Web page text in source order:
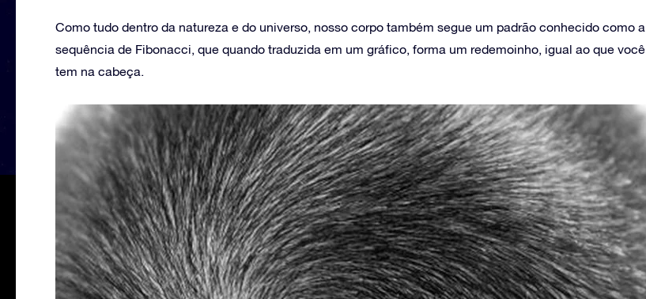
Como tudo dentro da natureza e do universo, nosso corpo também segue um padrão conhecido como a
sequência de Fibonacci, que quando traduzida em um gráfico, forma um redemoinho, igual ao que você
tem na cabeça.